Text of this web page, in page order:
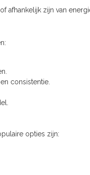
afhankelijk zijn van
consistentie.
opties zijn: